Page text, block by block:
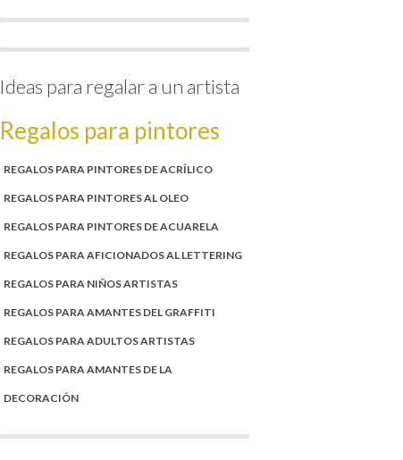
Ideas para regalar a un artista
Regalos para pintores
REGALOS PARA PINTORES DE ACRÍLICO
REGALOS PARA PINTORES AL OLEO
REGALOS PARA PINTORES DE ACUARELA
REGALOS PARA AFICIONADOS AL LETTERING
REGALOS PARA NIÑOS ARTISTAS
REGALOS PARA AMANTES DEL GRAFFITI
REGALOS PARA ADULTOS ARTISTAS
REGALOS PARA AMANTES DE LA
DECORACIÓN